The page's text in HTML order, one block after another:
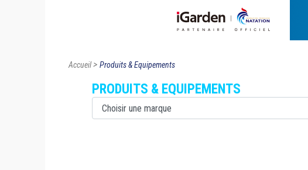
Accueil> Produits & Equipements
PRODUITS & EQUIPEMENTS